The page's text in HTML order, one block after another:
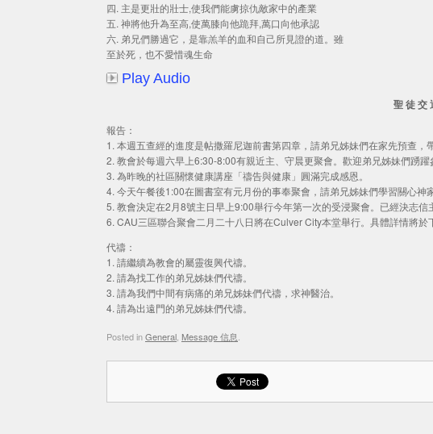
四. 主是更壯的壯士,使我們能虜掠仇敵家中的產業
五. 神將他升為至高,使萬膝向他跪拜,萬口向他承認
六. 弟兄們勝過它，是靠羔羊的血和自己所見證的道。雖
至於死，也不愛惜魂生命
Play Audio
聖 徒 交
報告：
1. 本週五查經的進度是帖撒羅尼迦前書第四章，請弟兄姊妹們在家先預查，
2. 教會於每週六早上6:30-8:00有親近主、守晨更聚會。歡迎弟兄姊妹們踴躍
3. 為昨晚的社區關懷健康講座「禱告與健康」圓滿完成感恩。
4. 今天午餐後1:00在圖書室有元月份的事奉聚會，請弟兄姊妹們學習關心神
5. 教會決定在2月8號主日早上9:00舉行今年第一次的受浸聚會。已經決志
6. CAU三區聯合聚會二月二十八日將在Culver City本堂舉行。具體詳情將於
代禱：
1. 請繼續為教會的屬靈復興代禱。
2. 請為找工作的弟兄姊妹們代禱。
3. 請為我們中間有病痛的弟兄姊妹們代禱，求神醫治。
4. 請為出遠門的弟兄姊妹們代禱。
Posted inGeneral Message 信息